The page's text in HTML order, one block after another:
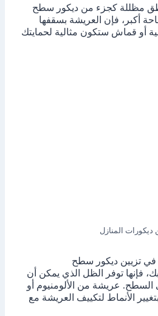
مظللة كجزء من ديكور سطح
أكبر، فإن العريشة بسقفها
أو قماش ستكون مثالية لحمايتك
ديكورات المنازل
في تزيين ديكور سطح
فإنها توفر الظل الذي يمكن أن
عريشة من الألومنيوم أو
الأنماط لتكييف العريشة مع